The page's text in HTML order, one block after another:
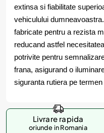
extinsa si fiabilitate
vehiculului
fabricate pentru a rezista
reducand astfel
potrivite pentru
frana, asigurand o
siguranta rutiera pe termen
Livrare rapida
oriunde in Romania